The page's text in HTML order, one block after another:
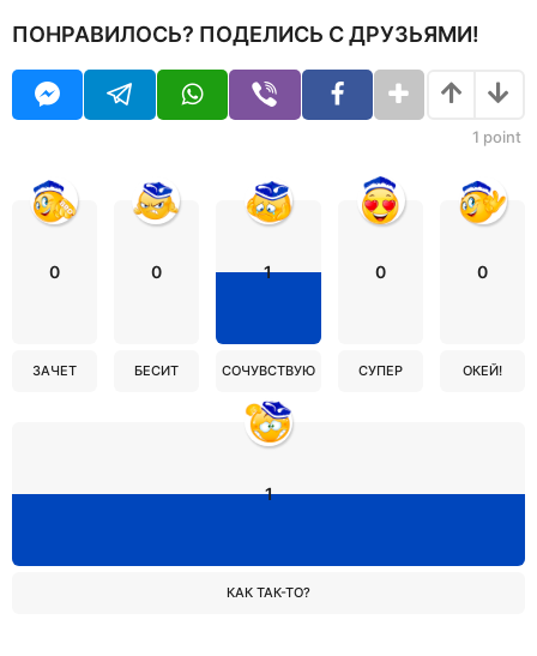
ПОНРАВИЛОСЬ? ПОДЕЛИСЬ С ДРУЗЬЯМИ!
1 point
0
ЗАЧЕТ
0
БЕСИТ
1
СОЧУВСТВУЮ
0
СУПЕР
0
ОКЕЙ!
1
КАК ТАК-ТО?